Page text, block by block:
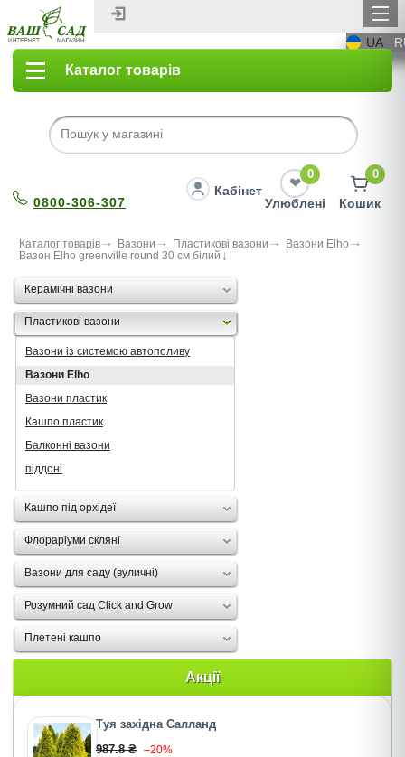
UA
Каталог товарів
0800-306-307
Кабінет
0
Улюблені
0
Кошик
Каталог товарів Вазони Пластикові вазони
Вазони Elho
Вазон Elho greenville round 30 см білий
Керамічні вазони
Пластикові вазони
Вазони із системою автополиву
Вазони Elho
Вазони пластик
Кашпо пластик
Балконні вазони
піддоні
Кашпо під орхідеї
Флораріуми скляні
Вазони для саду (вуличні)
Розумний сад Click and Grow
Плетені кашпо
Акції
Туя західна Салланд
987.8 ₴ –20%